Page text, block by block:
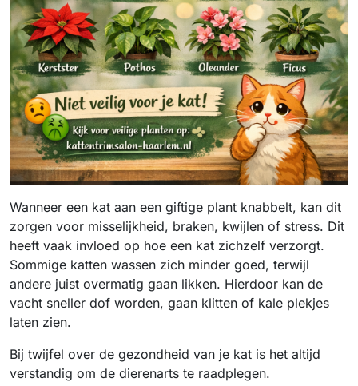
Wanneer een kat aan een giftige plant knabbelt, kan dit
zorgen voor misselijkheid, braken, kwijlen of stress. Dit
heeft vaak invloed op hoe een kat zichzelf verzorgt.
Sommige katten wassen zich minder goed, terwijl
andere juist overmatig gaan likken. Hierdoor kan de
vacht sneller dof worden, gaan klitten of kale plekjes
laten zien.
Bij twijfel over de gezondheid van je kat is het altijd
verstandig om de dierenarts te raadplegen.